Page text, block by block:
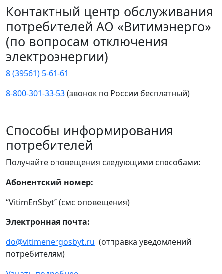
Контактный центр обслуживания
потребителей АО «Витимэнерго»
(по вопросам отключения
электроэнергии)
8 (39561) 5-61-61
8-800-301-33-53(звонок по России бесплатный)
Способы информирования
потребителей
Получайте оповещения следующими способами:
Абонентский номер:
“VitimEnSbyt” (смс оповещения)
Электронная почта:
do@vitimenergosbyt.ru (отправка уведомлений
потребителям)